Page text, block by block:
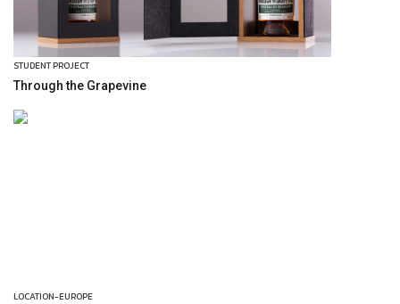
STUDENT PROJECT
Through the Grapevine
LOCATION-EUROPE